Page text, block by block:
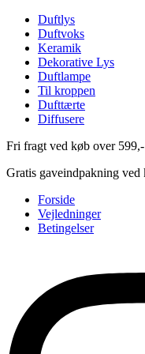
Duftlys
Duftvoks
Keramik
Dekorative Lys
Duftlampe
Til kroppen
Dufttærte
Diffusere
Fri fragt ved køb over 599,-
Gratis gaveindpakning ved
Forside
Vejledninger
Betingelser